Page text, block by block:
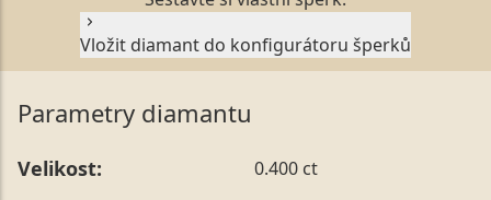
Vložit diamant do konfigurátoru šperků
Parametry diamantu
Velikost: 0.400 ct